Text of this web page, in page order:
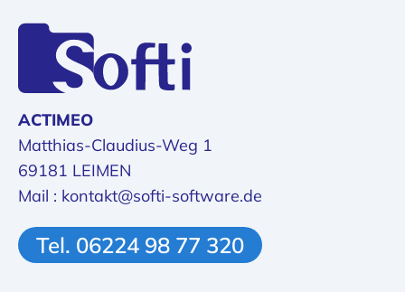
ACTIMEO
Matthias-Claudius-Weg 1
69181 LEIMEN
Mail : kontakt@softi-software.de
Tel. 06224 98 77 320